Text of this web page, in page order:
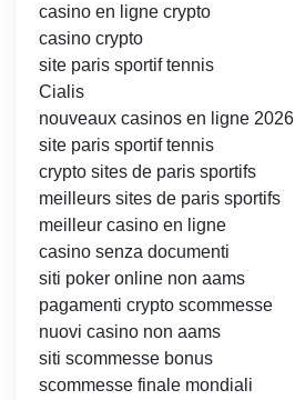
casino en ligne crypto
casino crypto
site paris sportif tennis
Cialis
nouveaux casinos en ligne 2026
site paris sportif tennis
crypto sites de paris sportifs
meilleurs sites de paris sportifs
meilleur casino en ligne
casino senza documenti
siti poker online non aams
pagamenti crypto scommesse
nuovi casino non aams
siti scommesse bonus
scommesse finale mondiali